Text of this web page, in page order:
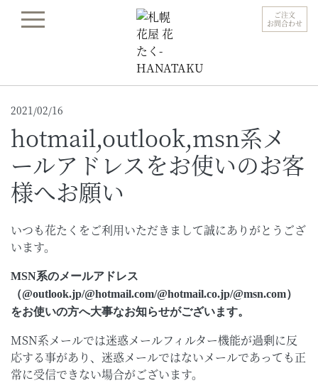
ご注文
お問合わせ
2021/02/16
hotmail,outlook,msn系メ
ールアドレスをお使いのお客
様へお願い
いつも花たくをご利用いただきまして誠にありがとうござ
います。
MSN系のメールアドレス
（@outlook.jp/@hotmail.com/@hotmail.co.jp/@msn.com）
をお使いの方へ大事なお知らせがございます。
MSN系メールでは迷惑メールフィルター機能が過剰に反
応する事があり、迷惑メールではないメールであっても正
常に受信できない場合がございます。